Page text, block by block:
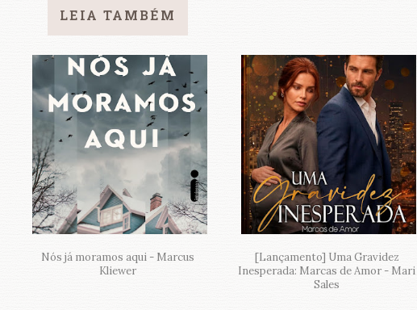
LEIA TAMBÉM
Nós já moramos aqui - Marcus
Kliewer
[Lançamento] Uma Gravidez
Inesperada: Marcas de Amor - Mari
Sales